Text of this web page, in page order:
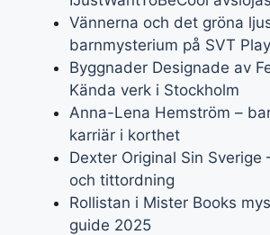
Vännerna och det gröna
barnmysterium på SVT Play
Byggnader Designade av
Kända verk i Stockholm
Anna-Lena Hemström –
karriär i korthet
Dexter Original Sin Sverige
och tittordning
Rollistan i Mister Books
guide 2025